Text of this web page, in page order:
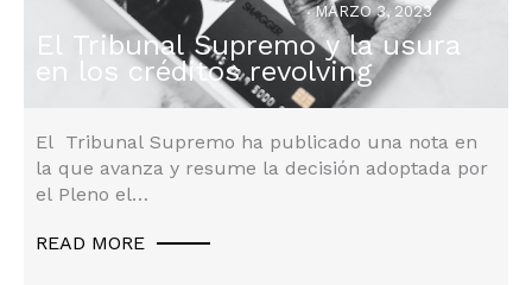
El Tribunal Supremo y la usura
en los créditos revolving
MARZO 3, 2023
Litigación, Litigios No Category, Reclamaciones
El Tribunal Supremo ha publicado una nota en
la que avanza y resume la decisión adoptada por
el Pleno el…
READ MORE